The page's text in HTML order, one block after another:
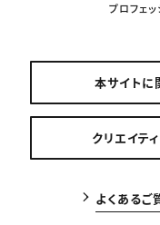
プロフェ
本サイトに
クリエイテ
よくあるご